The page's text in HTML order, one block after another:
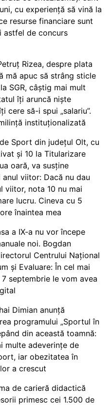
cu experiență să vină la
resurse financiare sunt
astfel de concurs
Rizea, despre plata
mă apuc să strâng sticle
SGR, câștig mai mult
îți aruncă niște
cere să-i spui „salariu”.
instituționalizată
Sport din județul Olt, cu
și 10 la Titularizare
oară, va susține
anul viitor: Dacă nu dau
viitor, nota 10 nu mai
lucru. Cineva cu 5
înaintea mea
a IX-a nu vor începe
noi. Bogdan
Centrului Național
și Evaluare: În cel mai
septembrie le vom avea
Dimian anunță
programului „Sportul în
din această toamnă:
multe adeverințe de
iar obezitatea în
a crescut
de carieră didactică
primesc cei 1.500 de